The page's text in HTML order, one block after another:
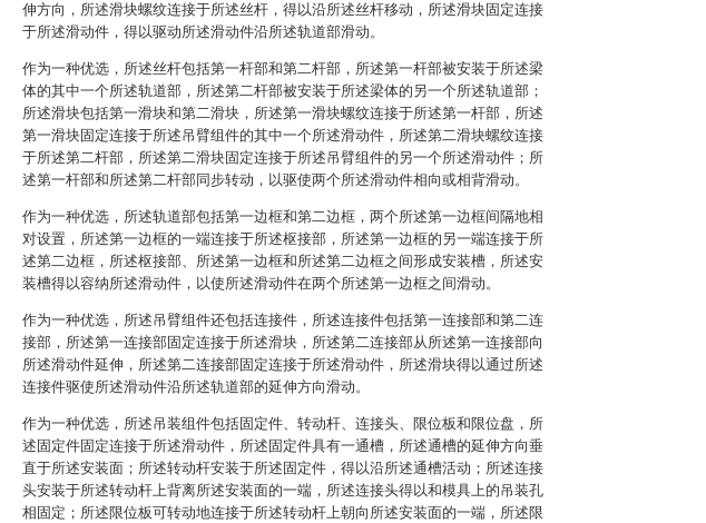
伸方向，所述滑块螺纹连接于所述丝杆，得以沿所述丝杆移动，所述滑块固定连接
于所述滑动件，得以驱动所述滑动件沿所述轨道部滑动。
作为一种优选，所述丝杆包括第一杆部和第二杆部，所述第一杆部被安装于所述梁
体的其中一个所述轨道部，所述第二杆部被安装于所述梁体的另一个所述轨道部；
所述滑块包括第一滑块和第二滑块，所述第一滑块螺纹连接于所述第一杆部，所述
第一滑块固定连接于所述吊臂组件的其中一个所述滑动件，所述第二滑块螺纹连接
于所述第二杆部，所述第二滑块固定连接于所述吊臂组件的另一个所述滑动件；所
述第一杆部和所述第二杆部同步转动，以驱使两个所述滑动件相向或相背滑动。
作为一种优选，所述轨道部包括第一边框和第二边框，两个所述第一边框间隔地相
对设置，所述第一边框的一端连接于所述枢接部，所述第一边框的另一端连接于所
述第二边框，所述枢接部、所述第一边框和所述第二边框之间形成安装槽，所述安
装槽得以容纳所述滑动件，以使所述滑动件在两个所述第一边框之间滑动。
作为一种优选，所述吊臂组件还包括连接件，所述连接件包括第一连接部和第二连
接部，所述第一连接部固定连接于所述滑块，所述第二连接部从所述第一连接部向
所述滑动件延伸，所述第二连接部固定连接于所述滑动件，所述滑块得以通过所述
连接件驱使所述滑动件沿所述轨道部的延伸方向滑动。
作为一种优选，所述吊装组件包括固定件、转动杆、连接头、限位板和限位盘，所
述固定件固定连接于所述滑动件，所述固定件具有一通槽，所述通槽的延伸方向垂
直于所述安装面；所述转动杆安装于所述固定件，得以沿所述通槽活动；所述连接
头安装于所述转动杆上背离所述安装面的一端，所述连接头得以和模具上的吊装孔
相固定；所述限位板可转动地连接于所述转动杆上朝向所述安装面的一端，所述限